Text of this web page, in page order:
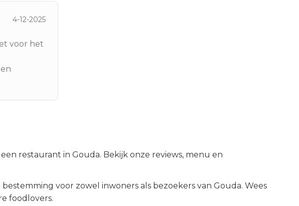
4-12-2025
voor het
een restaurant in Gouda. Bekijk onze reviews, menu en
voor zowel inwoners als bezoekers van Gouda. Wees
foodlovers.